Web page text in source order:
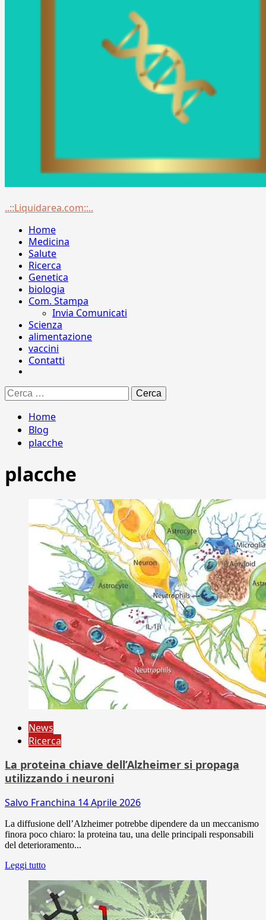
Menu
..::Liquidarea.com::..
Home
Medicina
Salute
Ricerca
Genetica
biologia
Com. Stampa
Invia Comunicati
Scienza
alimentazione
vaccini
Contatti
Ricerca
per:
Home
Blog
placche
placche
News
Ricerca
La proteina chiave dell’Alzheimer si propaga
utilizzando i neuroni
Salvo Franchina 14 Aprile 2026
La diffusione dell’Alzheimer potrebbe dipendere da un meccanismo
finora poco chiaro: la proteina tau, una delle principali responsabili
del deterioramento...
Leggi tutto